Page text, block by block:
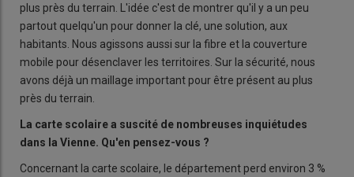
plus près du terrain. L'idée c'est de montrer qu'il y a un peu
partout quelqu'un pour donner la clé, une solution, aux
habitants. Nous agissons aussi sur la fibre et la couverture
mobile pour désenclaver les territoires. Sur la sécurité, nous
avons déjà un maillage important pour être présent au plus
près du terrain.
La carte scolaire a suscité de nombreuses inquiétudes
dans la Vienne. Qu'en pensez-vous ?
Concernant la carte scolaire, le département perd environ 3 %